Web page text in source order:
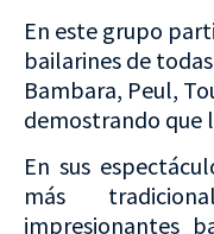
En este grupo
bailarines de
Bambara, Peul,
demostrando que
En sus
más
impresionantes